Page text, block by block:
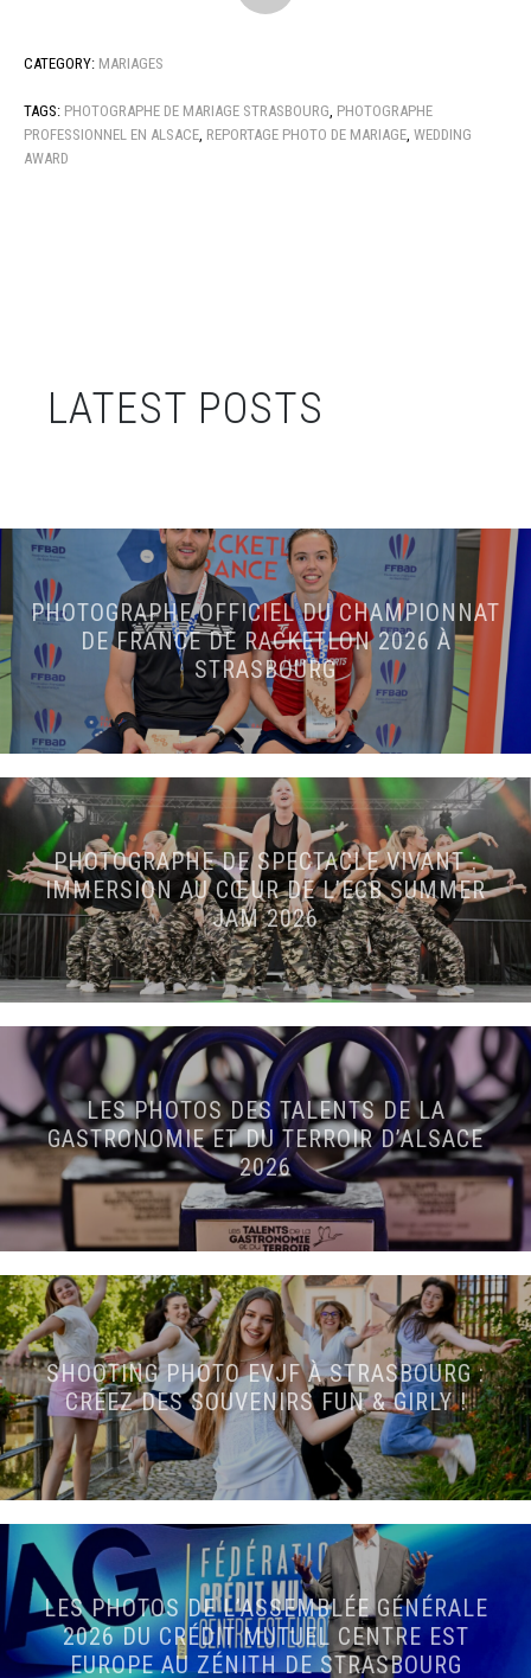
CATEGORY: MARIAGES
TAGS: PHOTOGRAPHE DE MARIAGE STRASBOURG PHOTOGRAPHE
PROFESSIONNEL EN ALSACE REPORTAGE PHOTO DE MARIAGE WEDDING
AWARD
LATEST POSTS
PHOTOGRAPHE OFFICIEL DU CHAMPIONNAT
DE FRANCE DE RACKETLON 2026 À
STRASBOURG
PHOTOGRAPHE DE SPECTACLE VIVANT :
IMMERSION AU CŒUR DE L’ECB SUMMER
JAM 2026
LES PHOTOS DES TALENTS DE LA
GASTRONOMIE ET DU TERROIR D’ALSACE
2026
SHOOTING PHOTO EVJF À STRASBOURG :
CRÉEZ DES SOUVENIRS FUN & GIRLY !
LES PHOTOS DE L’ASSEMBLÉE GÉNÉRALE
2026 DU CRÉDIT MUTUEL CENTRE EST
EUROPE AU ZÉNITH DE STRASBOURG